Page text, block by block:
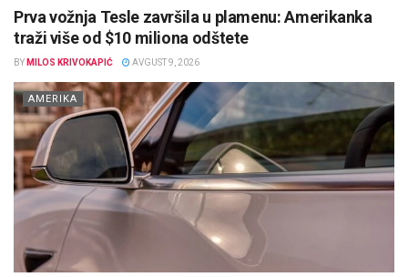
Prva vožnja Tesle završila u plamenu: Amerikanka
traži više od $10 miliona odštete
BY MILOS KRIVOKAPIĆ AVGUST 9, 2026
AMERIKA